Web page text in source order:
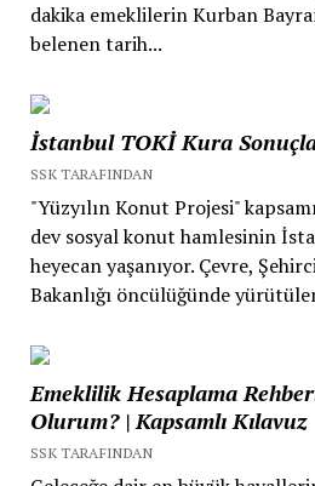
dakika emeklilerin Kurban
belenen tarih...
İstanbul TOKİ Kura
SSK TARAFINDAN
"Yüzyılın Konut Projesi"
dev sosyal konut hamlesinin
heyecan yaşanıyor. Çevre,
Bakanlığı öncülüğünde
Emeklilik Hesaplama
Olurum? | Kapsamlı Kılavuz
SSK TARAFINDAN